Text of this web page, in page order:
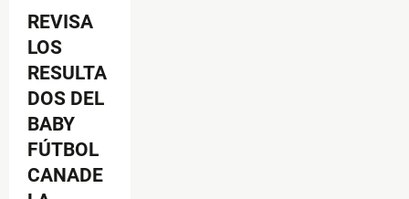
REVISA
LOS
RESULTA
DOS DEL
BABY
FÚTBOL
CANADE